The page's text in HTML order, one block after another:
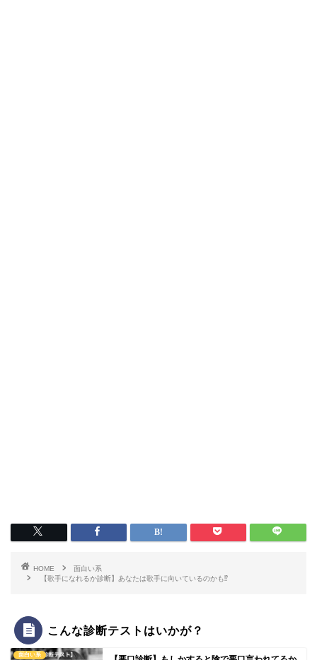
HOME
面白い系
【歌手になれるか診断】あなたは歌手に向いているのかも⁉
こんな診断テストはいかが？
面白い系